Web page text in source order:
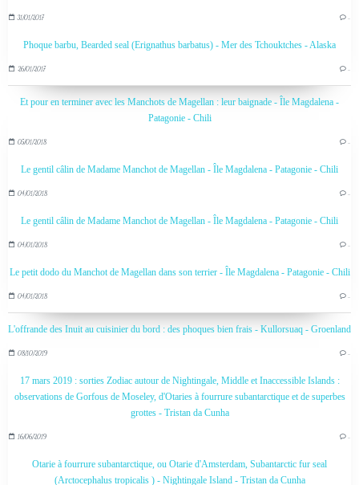
31/01/2017 …
Phoque barbu, Bearded seal (Erignathus barbatus) - Mer des Tchouktches - Alaska
26/01/2017 …
Et pour en terminer avec les Manchots de Magellan : leur baignade - Île Magdalena -
Patagonie - Chili
05/01/2018 …
Le gentil câlin de Madame Manchot de Magellan - Île Magdalena - Patagonie - Chili
04/01/2018 …
Le gentil câlin de Madame Manchot de Magellan - Île Magdalena - Patagonie - Chili
04/01/2018 …
Le petit dodo du Manchot de Magellan dans son terrier - Île Magdalena - Patagonie - Chili
04/01/2018 …
L'offrande des Inuit au cuisinier du bord : des phoques bien frais - Kullorsuaq - Groenland
08/10/2019 …
17 mars 2019 : sorties Zodiac autour de Nightingale, Middle et Inaccessible Islands :
observations de Gorfous de Moseley, d'Otaries à fourrure subantarctique et de superbes
grottes - Tristan da Cunha
16/06/2019 …
Otarie à fourrure subantarctique, ou Otarie d'Amsterdam, Subantarctic fur seal
(Arctocephalus tropicalis ) - Nightingale Island - Tristan da Cunha